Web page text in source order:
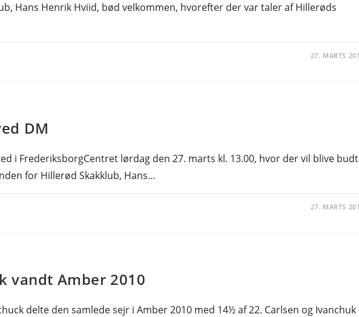
Hans Henrik Hviid, bød velkommen, hvorefter der var taler af Hillerøds
27. MARTS
DM
i FrederiksborgCentret lørdag den 27. marts kl. 13.00, hvor der vil blive budt
for Hillerød Skakklub, Hans…
27. MARTS
vandt Amber 2010
delte den samlede sejr i Amber 2010 med 14½ af 22. Carlsen og Ivanchuk